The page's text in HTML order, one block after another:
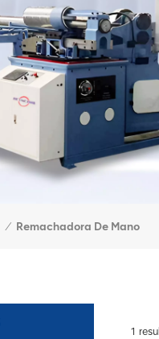
/ Remachadora De Mano
1